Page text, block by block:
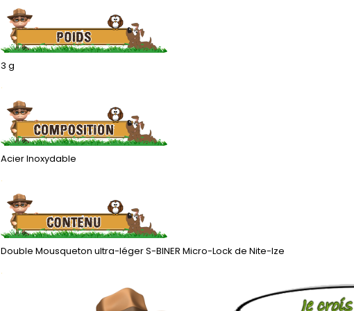
3 g
.
Acier Inoxydable
.
Double Mousqueton ultra-léger S-BINER Micro-Lock de Nite-Ize
.